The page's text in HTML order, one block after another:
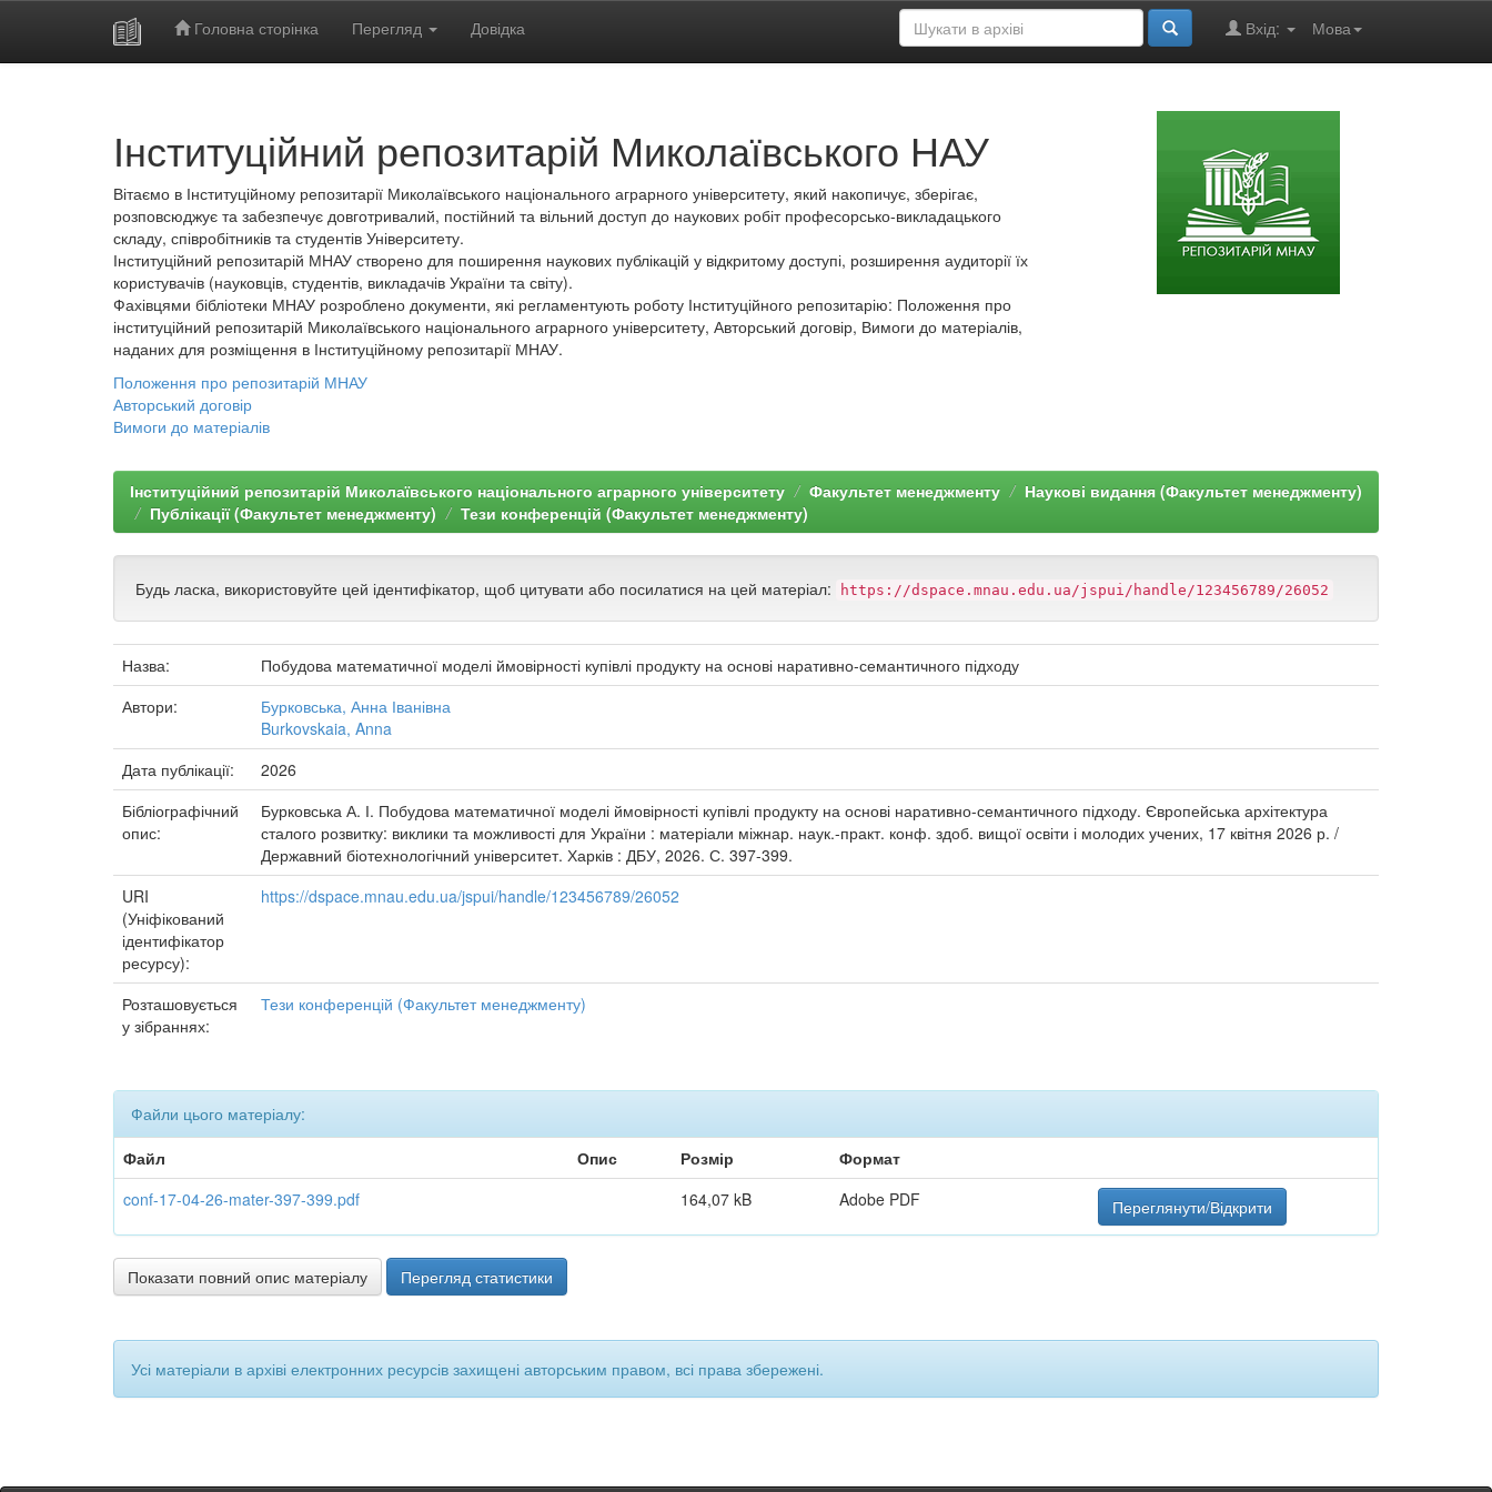
Головна сторінка Перегляд Довідка Мова
Вхід:
Інституційний репозитарій Миколаївського НАУ
Вітаємо в Інституційному репозитарії Миколаївського національного аграрного університету, який накопичує, зберігає,
розповсюджує та забезпечує довготривалий, постійний та вільний доступ до наукових робіт професорсько-викладацького
складу, співробітників та студентів Університету.
Інституційний репозитарій МНАУ створено для поширення наукових публікацій у відкритому доступі, розширення аудиторії їх
користувачів (науковців, студентів, викладачів України та світу).
Фахівцями бібліотеки МНАУ розроблено документи, які регламентують роботу Інституційного репозитарію: Положення про
інституційний репозитарій Миколаївського національного аграрного університету, Авторський договір, Вимоги до матеріалів,
наданих для розміщення в Інституційному репозитарії МНАУ.
Положення про репозитарій МНАУ
Авторський договір
Вимоги до матеріалів
Інституційний репозитарій Миколаївського національного аграрного університету Факультет менеджменту
Наукові видання (Факультет менеджменту)
Публікації (Факультет менеджменту)
Тези конференцій (Факультет менеджменту)
Будь ласка, використовуйте цей ідентифікатор, щоб цитувати або посилатися на цей матеріал: https://dspace.mnau.edu.ua/jspui/handle/123456789/26052
Назва:
Побудова математичної моделі ймовірності купівлі продукту на основі наративно-семантичного підходу
Автори:
Бурковська, Анна Іванівна
Burkovskaia, Anna
Дата публікації:
2026
Бібліографічний
опис:
Бурковська А. І. Побудова математичної моделі ймовірності купівлі продукту на основі наративно-семантичного підходу. Європейська архітектура
сталого розвитку: виклики та можливості для України : матеріали міжнар. наук.-практ. конф. здоб. вищої освіти і молодих учених, 17 квітня 2026 р. /
Державний біотехнологічний університет. Харків : ДБУ, 2026. С. 397-399.
URI
(Уніфікований
ідентифікатор
ресурсу):
https://dspace.mnau.edu.ua/jspui/handle/123456789/26052
Розташовується
у зібраннях:
Тези конференцій (Факультет менеджменту)
Файли цього матеріалу:
Файл
Опис Розмір
Формат
conf-17-04-26-mater-397-399.pdf
164,07 kB Adobe PDF Переглянути/Відкрити
Показати повний опис матеріалу Перегляд статистики
Усі матеріали в архіві електронних ресурсів захищені авторським правом, всі права збережені.